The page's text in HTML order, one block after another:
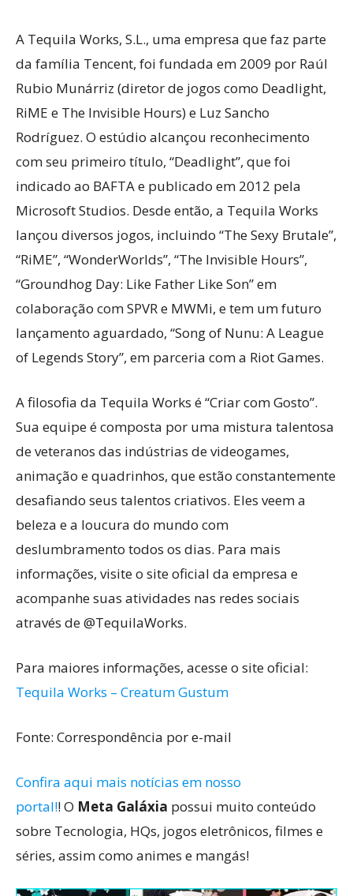
A Tequila Works, S.L., uma empresa que faz parte
da família Tencent, foi fundada em 2009 por Raúl
Rubio Munárriz (diretor de jogos como Deadlight,
RiME e The Invisible Hours) e Luz Sancho
Rodríguez. O estúdio alcançou reconhecimento
com seu primeiro título, “Deadlight”, que foi
indicado ao BAFTA e publicado em 2012 pela
Microsoft Studios. Desde então, a Tequila Works
lançou diversos jogos, incluindo “The Sexy Brutale”,
“RiME”, “WonderWorlds”, “The Invisible Hours”,
“Groundhog Day: Like Father Like Son” em
colaboração com SPVR e MWMi, e tem um futuro
lançamento aguardado, “Song of Nunu: A League
of Legends Story”, em parceria com a Riot Games.
A filosofia da Tequila Works é “Criar com Gosto”.
Sua equipe é composta por uma mistura talentosa
de veteranos das indústrias de videogames,
animação e quadrinhos, que estão constantemente
desafiando seus talentos criativos. Eles veem a
beleza e a loucura do mundo com
deslumbramento todos os dias. Para mais
informações, visite o site oficial da empresa e
acompanhe suas atividades nas redes sociais
através de @TequilaWorks.
Para maiores informações, acesse o site oficial:
Tequila Works – Creatum Gustum
Fonte: Correspondência por e-mail
Confira aqui mais notícias em nosso
portal!! O Meta Galáxia possui muito conteúdo
sobre Tecnologia, HQs, jogos eletrônicos, filmes e
séries, assim como animes e mangás!